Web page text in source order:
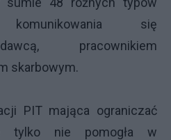
się
pracownikiem
skarbowym.
PIT mająca ograniczać
tylko nie pomogła w